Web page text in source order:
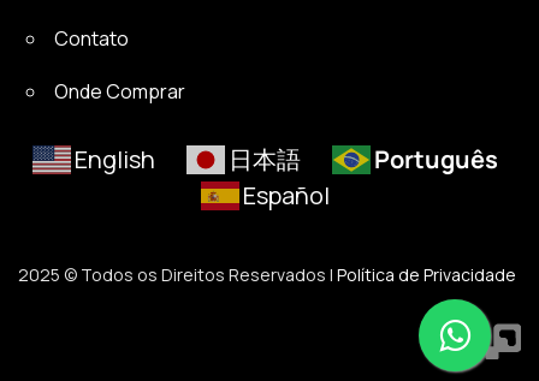
Contato
Onde Comprar
English 日本語
Português
Español
2025 © Todos os Direitos Reservados | Política de Privacidade